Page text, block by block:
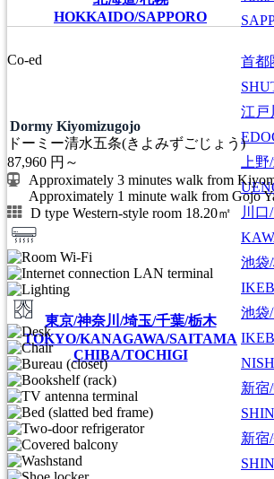
HOKKAIDO/SAPPORO
東京/神奈川/埼玉/千葉/栃木
TOKYO/KANAGAWA/SAITAMA
CHIBA/TOCHIGI
首都
江戸
上
川
池袋
池袋
新宿
新宿
Co-ed
Dormy Kiyomizugojo
ドーミー清水五条(きよみずごじょう)
87,960 円～
Approximately 3 minutes walk from
Approximately 1 minute walk from Gojo
D type Western-style room 18.20㎡